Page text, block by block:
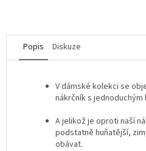
Popis Diskuze
V dámské kolekci se
nákrčník s jednoduchým
A jelikož je oproti naší
podstatně huňatější,
obávat.